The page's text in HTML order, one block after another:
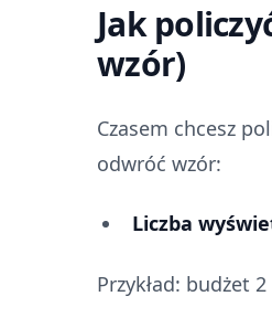
Jak
wzór)
Czasem chcesz
odwróć wzór:
Liczba
Przykład: budżet 2